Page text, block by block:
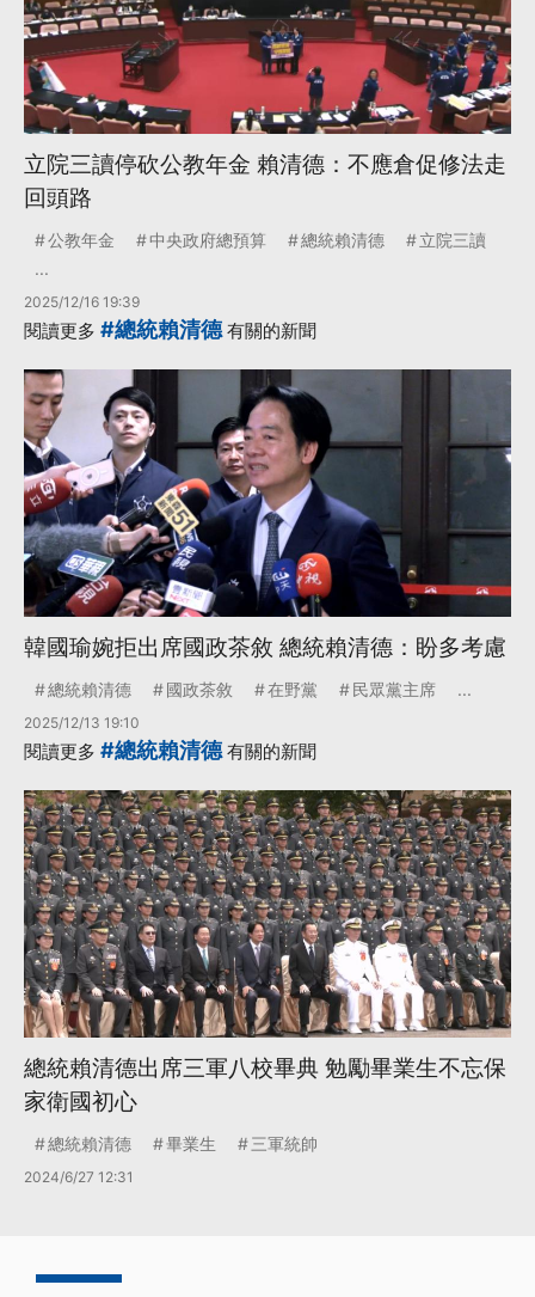
立院三讀停砍公教年金 賴清德：不應倉促修法走
回頭路
公教年金 中央政府總預算 總統賴清德
立院三讀
...
2025/12/16 19:39
閱讀更多 #總統賴清德有關的新聞
韓國瑜婉拒出席國政茶敘 總統賴清德：盼多考慮
總統賴清德 國政茶敘 在野黨 民眾黨主席 ...
2025/12/13 19:10
閱讀更多 #總統賴清德有關的新聞
總統賴清德出席三軍八校畢典 勉勵畢業生不忘保
家衛國初心
總統賴清德 畢業生 三軍統帥
2024/6/27 12:31